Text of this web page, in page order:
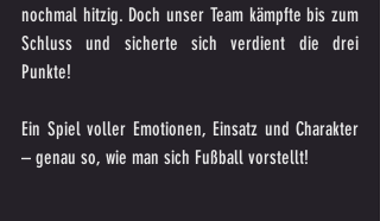
nochmal hitzig. Doch unser Team kämpfte bis zum
Schluss und sicherte sich verdient die drei
Punkte!
Ein Spiel voller Emotionen, Einsatz und Charakter
– genau so, wie man sich Fußball vorstellt!